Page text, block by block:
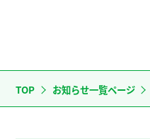
TOP お知らせ一覧ページ